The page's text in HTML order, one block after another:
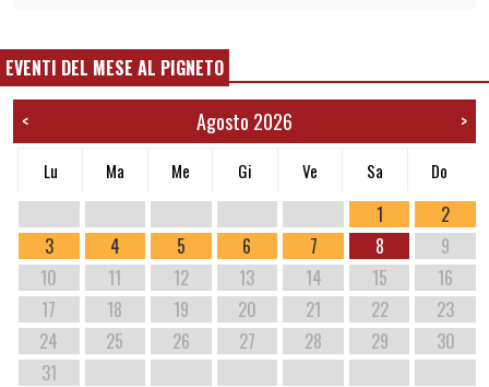
EVENTI DEL MESE AL PIGNETO
< Agosto 2026 >
Lu Ma Me Gi Ve Sa Do
1
2
3
4 5 6 7 8
9
10
11 12 13 14 15
16
17
18 19 20 21 22
23
24
25 26 27 28 29
30
31